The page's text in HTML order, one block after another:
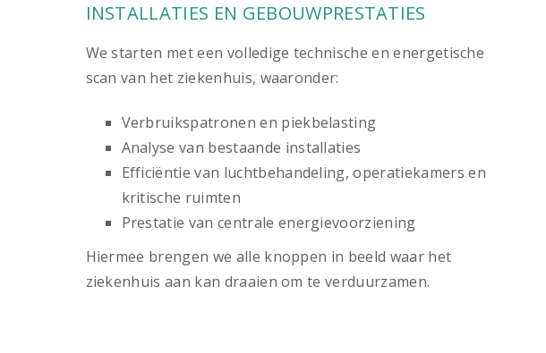
INSTALLATIES EN GEBOUWPRESTATIES
We starten met een volledige technische en energetische
scan van het ziekenhuis, waaronder:
Verbruikspatronen en piekbelasting
Analyse van bestaande installaties
Efficiëntie van luchtbehandeling, operatiekamers en
kritische ruimten
Prestatie van centrale energievoorziening
Hiermee brengen we alle knoppen in beeld waar het
ziekenhuis aan kan draaien om te verduurzamen.